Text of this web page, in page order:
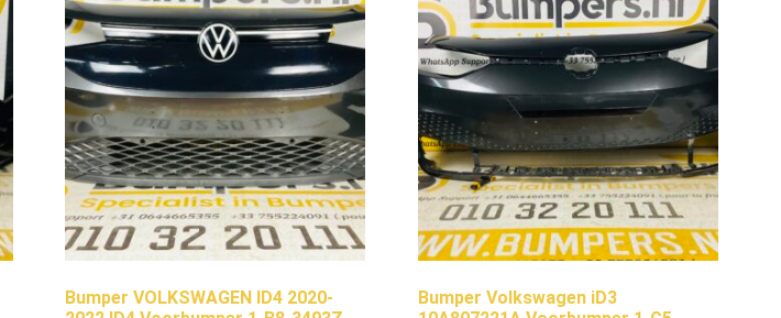
Bumper VOLKSWAGEN ID4 2020-
Bumper Volkswagen iD3